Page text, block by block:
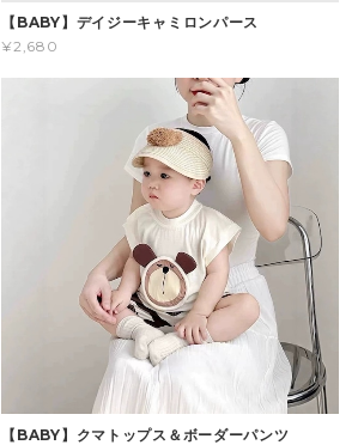
【BABY】デイジーキャミロンパース
¥2,680
【BABY】クマトップス＆ボーダーパンツ